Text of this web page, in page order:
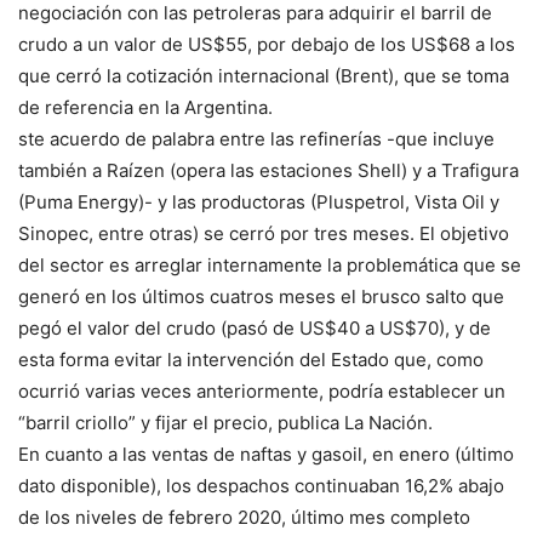
negociación con las petroleras para adquirir el barril de
crudo a un valor de US$55, por debajo de los US$68 a los
que cerró la cotización internacional (Brent), que se toma
de referencia en la Argentina.
ste acuerdo de palabra entre las refinerías -que incluye
también a Raízen (opera las estaciones Shell) y a Trafigura
(Puma Energy)- y las productoras (Pluspetrol, Vista Oil y
Sinopec, entre otras) se cerró por tres meses. El objetivo
del sector es arreglar internamente la problemática que se
generó en los últimos cuatros meses el brusco salto que
pegó el valor del crudo (pasó de US$40 a US$70), y de
esta forma evitar la intervención del Estado que, como
ocurrió varias veces anteriormente, podría establecer un
“barril criollo” y fijar el precio, publica La Nación.
En cuanto a las ventas de naftas y gasoil, en enero (último
dato disponible), los despachos continuaban 16,2% abajo
de los niveles de febrero 2020, último mes completo